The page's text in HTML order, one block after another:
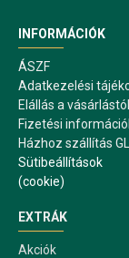
INFORMÁCIÓK
ÁSZF
Adatkezelési
Elállás a vásárlástól
Fizetési
Házhoz szállítás
Sütibeállítások
(cookie)
EXTRÁK
Akciók